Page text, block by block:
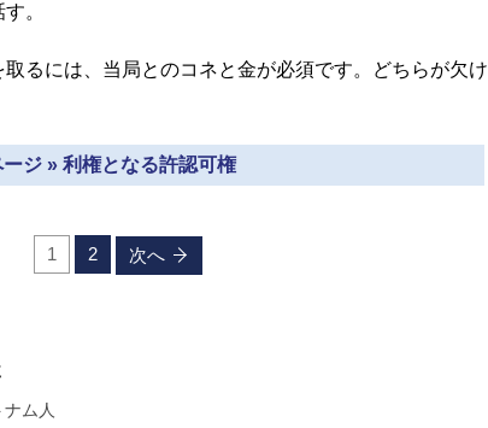
。
るには、当局とのコネと金が必須です。どちらが欠け
ージ » 利権となる許認可権
1 2 次へ
ム人